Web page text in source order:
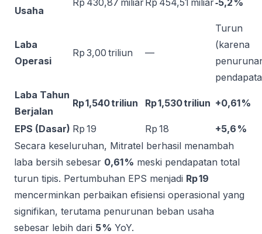
Usaha
Rp 430,87 miliarRp 454,51 miliar‑5,2 %
Laba
Operasi
Rp 3,00 triliun —
Turun
(karena
Laba Tahun
Berjalan
Rp 1,540 triliun Rp 1,530 triliun +0,61 %
EPS (Dasar) Rp 19 Rp 18
+5,6 %
Secara keseluruhan, Mitratel berhasil menambah
laba bersih sebesar 0,61 % meski pendapatan total
turun tipis. Pertumbuhan EPS menjadi Rp 19
mencerminkan perbaikan efisiensi operasional yang
signifikan, terutama penurunan beban usaha
sebesar lebih dari 5 % YoY.